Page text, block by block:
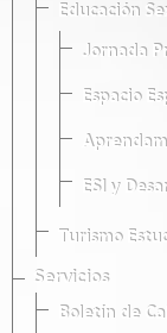
Educación
Jornada
Espacio
ESI y
Turismo
Servicios
Boletín de